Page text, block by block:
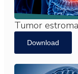
Tumor
Download